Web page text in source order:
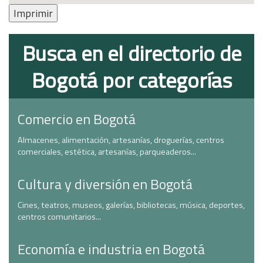
Imprimir
Busca en el directorio de
Bogotá por categorías
Comercio en Bogotá
Almacenes, alimentación, artesanías, droguerías, centros
comerciales, estética, artesanías, parqueaderos...
Cultura y diversión en Bogotá
Cines, teatros, museos, galerías, bibliotecas, música, deportes,
centros comunitarios...
Economía e industria en Bogotá